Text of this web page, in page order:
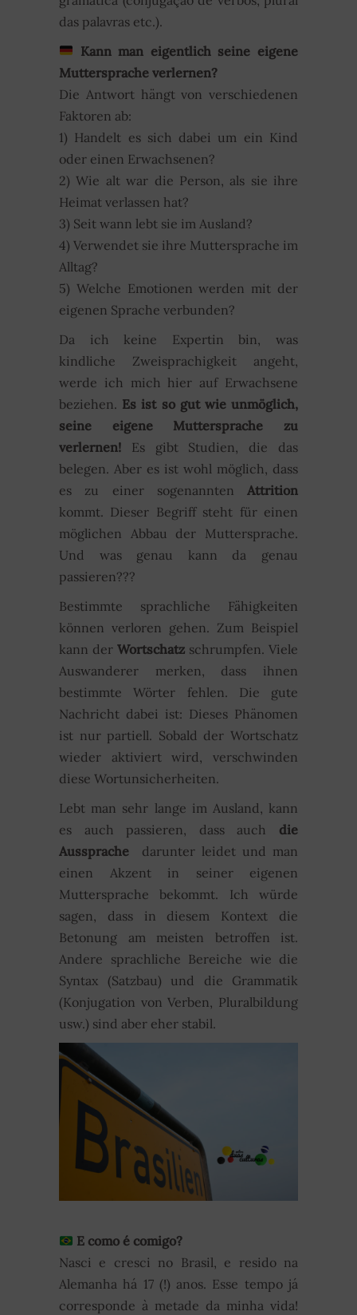
das palavras etc.).
Kann man eigentlich seine eigene
Muttersprache verlernen?
Die Antwort hängt von verschiedenen
Faktoren ab:
1) Handelt es sich dabei um ein Kind
oder einen Erwachsenen?
2) Wie alt war die Person, als sie ihre
Heimat verlassen hat?
3) Seit wann lebt sie im Ausland?
4) Verwendet sie ihre Muttersprache im
Alltag?
5) Welche Emotionen werden mit der
eigenen Sprache verbunden?
Da ich keine Expertin bin, was
kindliche Zweisprachigkeit angeht,
werde ich mich hier auf Erwachsene
beziehen. Es ist so gut wie unmöglich,
seine eigene Muttersprache zu
verlernen! Es gibt Studien, die das
belegen. Aber es ist wohl möglich, dass
es zu einer sogenannten Attrition
kommt. Dieser Begriff steht für einen
möglichen Abbau der Muttersprache.
Und was genau kann da genau
passieren???
Bestimmte sprachliche Fähigkeiten
können verloren gehen. Zum Beispiel
kann der Wortschatz schrumpfen. Viele
Auswanderer merken, dass ihnen
bestimmte Wörter fehlen. Die gute
Nachricht dabei ist: Dieses Phänomen
ist nur partiell. Sobald der Wortschatz
wieder aktiviert wird, verschwinden
diese Wortunsicherheiten.
Lebt man sehr lange im Ausland, kann
es auch passieren, dass auch die
Aussprache darunter leidet und man
einen Akzent in seiner eigenen
Muttersprache bekommt. Ich würde
sagen, dass in diesem Kontext die
Betonung am meisten betroffen ist.
Andere sprachliche Bereiche wie die
Syntax (Satzbau) und die Grammatik
(Konjugation von Verben, Pluralbildung
usw.) sind aber eher stabil.
E como é comigo?
Nasci e cresci no Brasil, e resido na
Alemanha há 17 (!) anos. Esse tempo já
corresponde à metade da minha vida!